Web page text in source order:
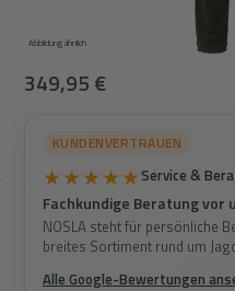
Abbildung ähnlich
Regulärer Preis:
349,95 €
KUNDENVERTRAUEN
★★★★★Service &
Fachkundige Beratung vor
NOSLA steht für persönliche
breites Sortiment rund um
Alle Google-Bewertungen